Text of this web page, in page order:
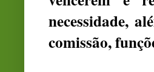
necessidade,
comissão,